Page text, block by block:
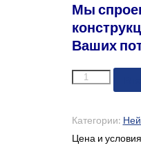
Мы
Ваших
Количество
Категории:
Цена и условия